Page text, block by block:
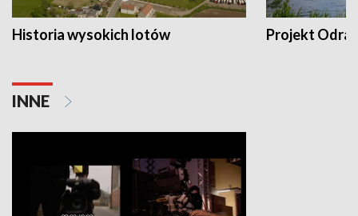
Historia wysokich lotów Projekt Odra
INNE